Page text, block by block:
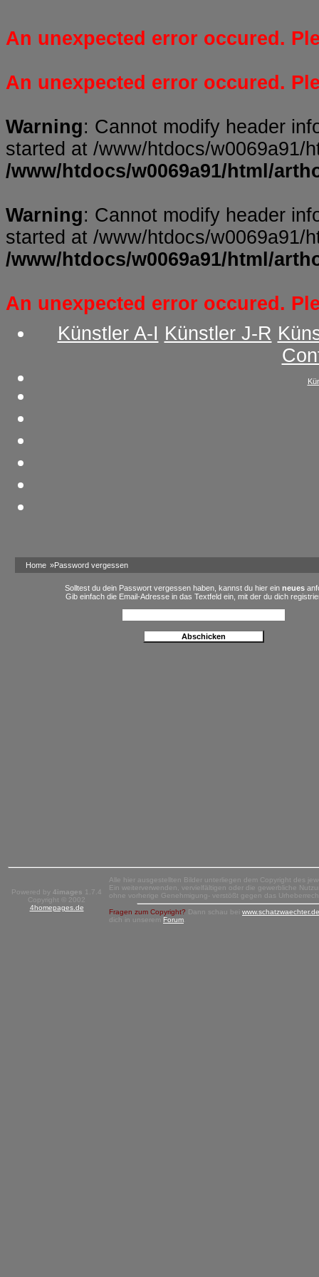
An unexpected error occured.
An unexpected error occured.
Warning: Cannot modify header
started at /www/htdocs/w0069a91/
/www/htdocs/w0069a91/html/
Warning: Cannot modify header
started at /www/htdocs/w0069a91/
/www/htdocs/w0069a91/html/
An unexpected error occured.
Künstler A-I Künstler J-R
Home »Password vergessen
Solltest du dein Passwort vergessen haben, kannst du hier ein neues
Gib einfach die Email-Adresse in das Textfeld ein, mit der du dich
Powered by 4images 1.7.4
Copyright © 2002
4homepages.de
Alle hier ausgestellten Bilder unterliegen dem Copyright des
Ein weiterverwenden, vervielfältigen oder die gewerbliche
ohne vorherige Genehmigung- verstößt gegen das
Fragen zum Copyright? Dann schau bei www.schatzwaechter.de
dich in unserem Forum